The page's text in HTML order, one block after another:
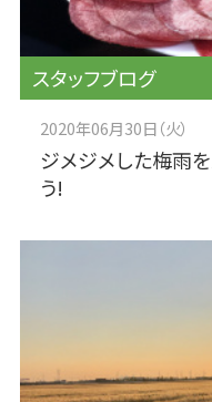
2020年06月30日（火）
ジメジメした梅雨
う!
スタッフブログ